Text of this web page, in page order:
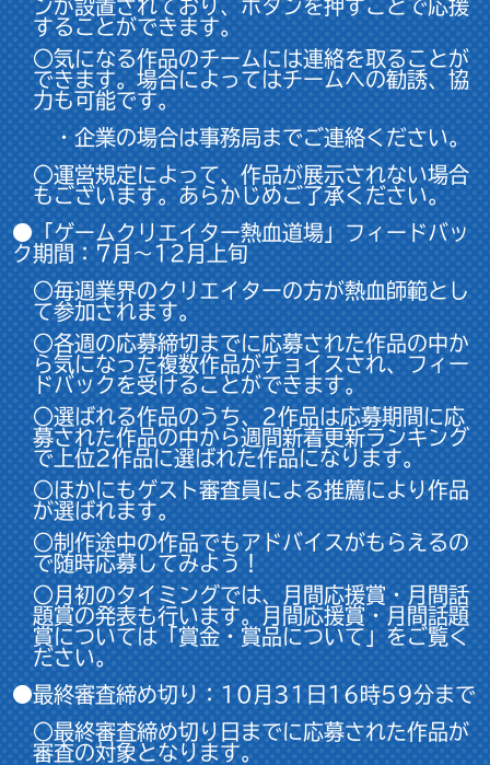
ンが設置されており、ボタンを押すことで応援
することができます。
○気になる作品のチームには連絡を取ることが
できます。場合によってはチームへの勧誘、協
力も可能です。
・企業の場合は事務局までご連絡ください。
○運営規定によって、作品が展示されない場合
もございます。あらかじめご了承ください。
●「ゲームクリエイター熱血道場」フィードバッ
ク期間：7月～12月上旬
○毎週業界のクリエイターの方が熱血師範とし
て参加されます。
○各週の応募締切までに応募された作品の中か
ら気になった複数作品がチョイスされ、フィー
ドバックを受けることができます。
○選ばれる作品のうち、2作品は応募期間に応
募された作品の中から週間新着更新ランキング
で上位2作品に選ばれた作品になります。
○ほかにもゲスト審査員による推薦により作品
が選ばれます。
○制作途中の作品でもアドバイスがもらえるの
で随時応募してみよう！
○月初のタイミングでは、月間応援賞・月間話
題賞の発表も行います。月間応援賞・月間話題
賞については「賞金・賞品について」をご覧く
ださい。
●最終審査締め切り：10月31日16時59分まで
○最終審査締め切り日までに応募された作品が
審査の対象となります。